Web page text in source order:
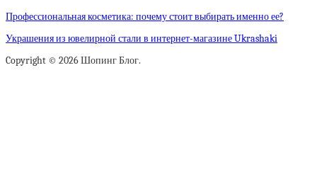
Профессиональная косметика: почему стоит выбирать именно ее?
Украшения из ювелирной стали в интернет-магазине Ukrashaki
Copyright © 2026 Шопинг Блог.